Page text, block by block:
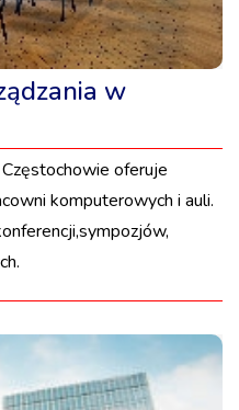
w
oferuje
komputerowych i auli.